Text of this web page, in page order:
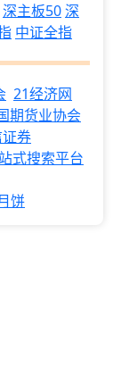
深主板50深
中证全指
21经济网
期货业协会
券
式搜索平台
饼